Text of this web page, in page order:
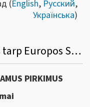
(English, Русский,
Українська)
PVM informacijos mainams tarp Europos Sąjungos valstybių skirtos informacinės sistemos ITIS_EU plėtros paslaugų viešasis pirkimas
PIRKIMUS